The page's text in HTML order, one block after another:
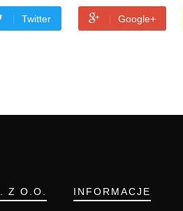
Twitter Google+
Z O.O. INFORMACJE